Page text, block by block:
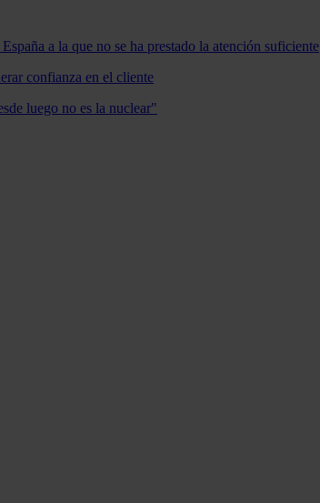
a la que no se ha prestado la atención suficiente
confianza en el cliente
luego no es la nuclear"